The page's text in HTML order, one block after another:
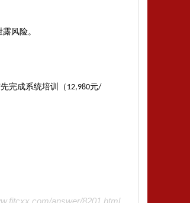
风险‌。
完成系统培训（ 12,980元/
answer/8201.html